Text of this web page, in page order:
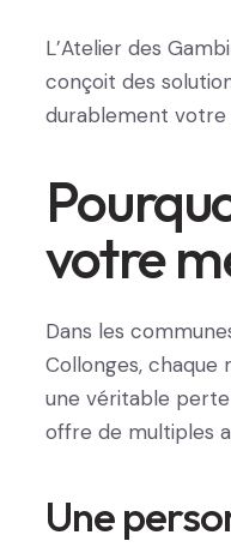
L’Atelier des
conçoit des
durablement votre
votre
Dans les
Collonges, chaque
une véritable perte
offre de multiples
Une